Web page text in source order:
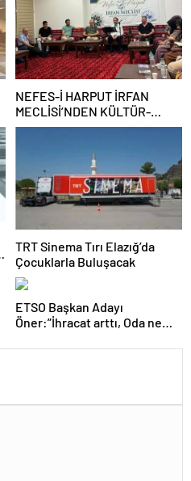
NEFES-İ HARPUT İRFAN
MECLİSİ’NDEN KÜLTÜR-
SANAT BULUŞMASI
TRT Sinema Tırı Elazığ’da
Çocuklarla Buluşacak
ETSO Başkan Adayı
Öner:”İhracat arttı, Oda ne